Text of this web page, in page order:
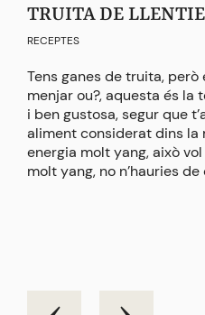
TRUITA DE
RECEPTES
Tens ganes de truita,
menjar ou?, aquesta és la
i ben gustosa, segur que
aliment considerat dins
energia molt yang, això
molt yang, no n’hauries